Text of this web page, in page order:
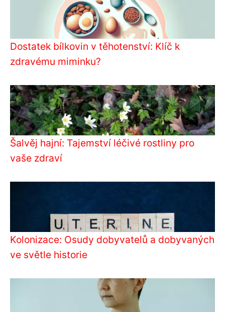
Dostatek bílkovin v těhotenství: Klíč k
zdravému miminku?
Šalvěj hajní: Tajemství léčivé rostliny pro
vaše zdraví
Kolonizace: Osudy dobyvatelů a dobyvaných
ve světle historie